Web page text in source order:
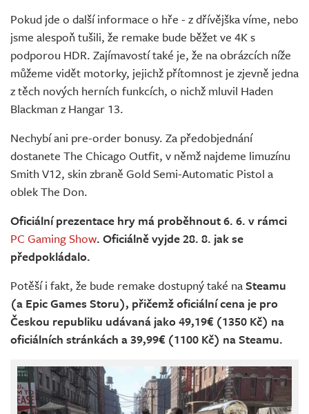
Pokud jde o další informace o hře - z dřívějška víme, nebo
jsme alespoň tušili, že remake bude běžet ve 4K s
podporou HDR. Zajímavostí také je, že na obrázcích níže
můžeme vidět motorky, jejichž přítomnost je zjevně jedna
z těch nových herních funkcích, o nichž mluvil Haden
Blackman z Hangar 13.
Nechybí ani pre-order bonusy. Za předobjednání
dostanete The Chicago Outfit, v němž najdeme limuzínu
Smith V12, skin zbraně Gold Semi-Automatic Pistol a
oblek The Don.
Oficiální prezentace hry má proběhnout 6. 6. v rámci
PC Gaming Show. Oficiálně vyjde 28. 8. jak se
předpokládalo.
Potěší i fakt, že bude remake dostupný také naSteamu
(a Epic Games Storu), přičemž oficiální cena je pro
Českou republiku udávaná jako 49,19€ (1350 Kč) na
oficiálních stránkách a 39,99€ (1100 Kč) na Steamu.